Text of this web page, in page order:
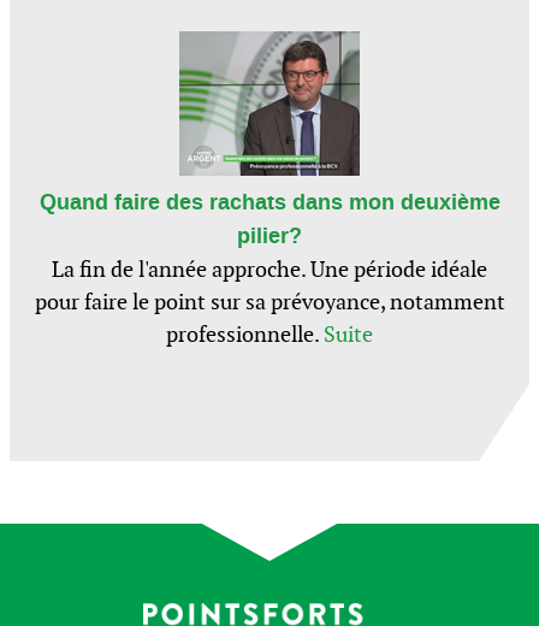
Quand faire des rachats dans mon deuxième
pilier?
La fin de l'année approche. Une période idéale
pour faire le point sur sa prévoyance, notamment
professionnelle. Suite